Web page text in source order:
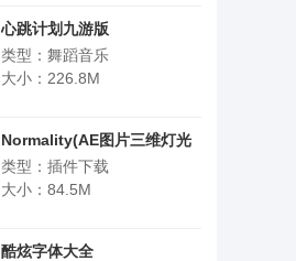
心跳计划九游版
类型：舞蹈音乐
大小：226.8M
Normality(AE图片三维灯光
插件)
类型：插件下载
大小：84.5M
酷炫字体大全